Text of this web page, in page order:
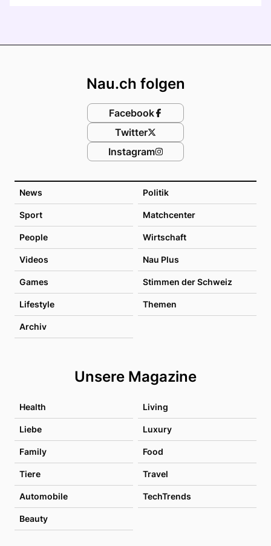
News Politik
Sport Matchcenter
People Wirtschaft
Videos Nau Plus
Games Stimmen der Schweiz
Lifestyle Themen
Archiv
Unsere Magazine
Health Living
Liebe Luxury
Family Food
Tiere Travel
Automobile TechTrends
Beauty
Nau.ch folgen
Facebook
Twitter
Instagram